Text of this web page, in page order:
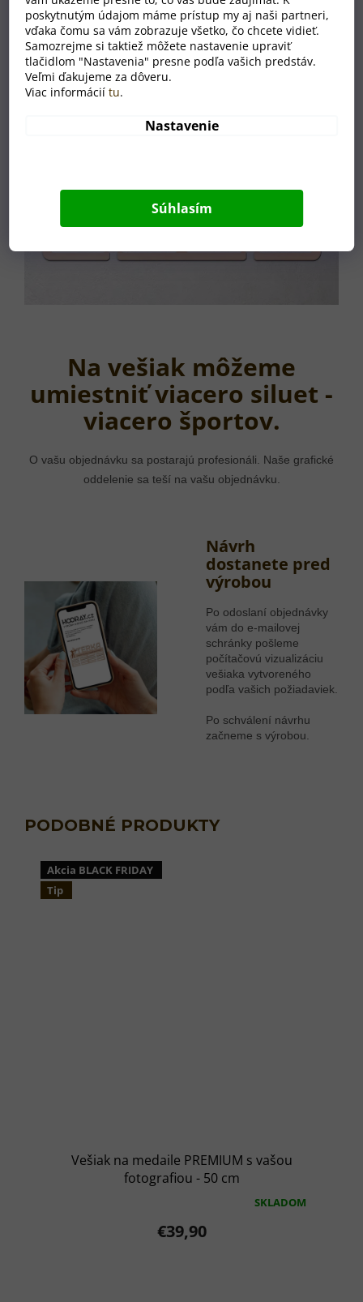
poskytnutým údajom máme prístup my aj naši partneri,
vďaka čomu sa vám zobrazuje všetko, čo chcete vidieť.
Samozrejme si taktiež môžete nastavenie upraviť
tlačidlom "Nastavenia" presne podľa vašich predstáv.
Veľmi ďakujeme za dôveru.
Viac informáciítu.
Nastavenie
Súhlasím
Na vešiak môžeme
umiestniť viacero siluet -
viacero športov.
O vašu objednávku sa postarajú profesionáli. Naše grafické
oddelenie sa teší na vašu objednávku.
Návrh
dostanete pred
výrobou
Po odoslaní objednávky
vám do e-mailovej
schránky pošleme
počítačovú vizualizáciu
vešiaka vytvoreného
podľa vašich požiadaviek.
Po schválení návrhu
začneme s výrobou.
Akcia BLACK FRIDAY
Tip
Vešiak na medaile PREMIUM s vašou
fotografiou - 50 cm
SKLADOM
€39,90